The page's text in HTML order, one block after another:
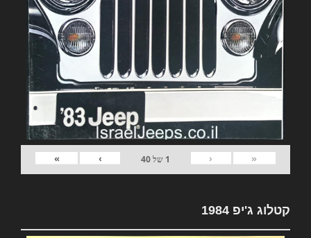
«
‹
1 של40
›
»
קטלוג ג'יפ 1984